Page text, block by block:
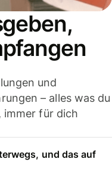
und
– alles was du
immer für dich
und das auf